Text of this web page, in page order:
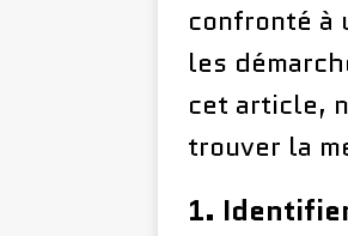
confronté à
les
cet article,
trouver la
1.